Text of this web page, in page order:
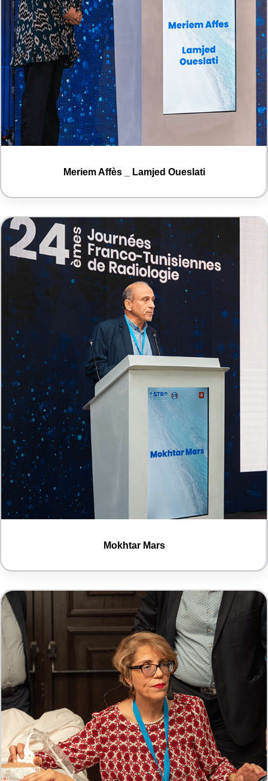
Meriem Affès _ Lamjed Oueslati
Mokhtar Mars